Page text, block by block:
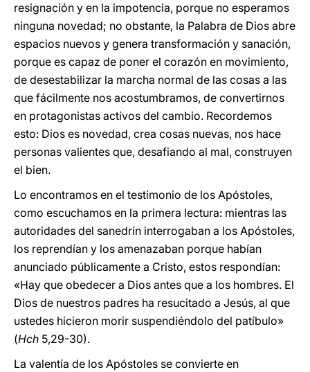
resignación y en la impotencia, porque no esperamos
ninguna novedad; no obstante, la Palabra de Dios abre
espacios nuevos y genera transformación y sanación,
porque es capaz de poner el corazón en movimiento,
de desestabilizar la marcha normal de las cosas a las
que fácilmente nos acostumbramos, de convertirnos
en protagonistas activos del cambio. Recordemos
esto: Dios es novedad, crea cosas nuevas, nos hace
personas valientes que, desafiando al mal, construyen
el bien.
Lo encontramos en el testimonio de los Apóstoles,
como escuchamos en la primera lectura: mientras las
autoridades del sanedrín interrogaban a los Apóstoles,
los reprendían y los amenazaban porque habían
anunciado públicamente a Cristo, estos respondían:
«Hay que obedecer a Dios antes que a los hombres. El
Dios de nuestros padres ha resucitado a Jesús, al que
ustedes hicieron morir suspendiéndolo del patíbulo»
(Hch 5,29-30).
La valentía de los Apóstoles se convierte en